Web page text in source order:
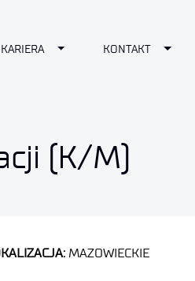
KARIERA Toggle Dropdown
KONTAKT
(K/M)
MAZOWIECKIE